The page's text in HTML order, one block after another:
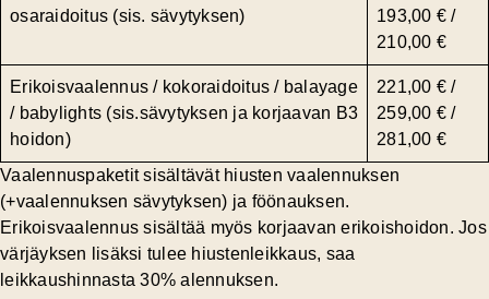
osaraidoitus (sis. sävytyksen)
193,00 € /
210,00 €
Erikoisvaalennus / kokoraidoitus / balayage
/ babylights (sis.sävytyksen ja korjaavan B3
hoidon)
221,00 € /
259,00 € /
281,00 €
Vaalennuspaketit sisältävät hiusten vaalennuksen
(+vaalennuksen sävytyksen) ja föönauksen.
Erikoisvaalennus sisältää myös korjaavan erikoishoidon. Jos
värjäyksen lisäksi tulee hiustenleikkaus, saa
leikkaushinnasta 30% alennuksen.